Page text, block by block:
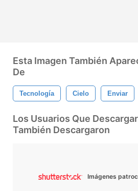
Esta Imagen También
De
Tecnología Cielo Enviar
Los Usuarios Que
También Descargaron
Imágenes